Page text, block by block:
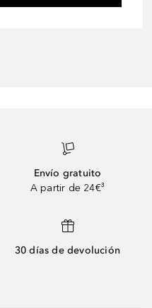
Envío gratuito
A partir de 24€³
30 días de devolución